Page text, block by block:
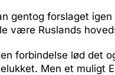
gentog forslaget
være Ruslands
forbindelse lød det
Men et muligt